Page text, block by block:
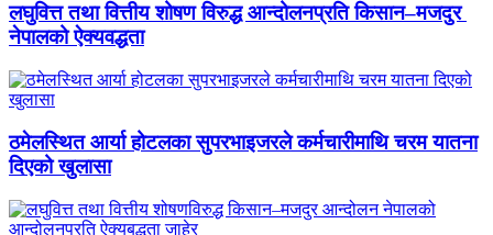
लघुवित्त तथा वित्तीय शोषण विरुद्ध आन्दोलनप्रति किसान–मजदुर
नेपालको ऐक्यवद्धता
ठमेलस्थित आर्या होटलका सुपरभाइजरले कर्मचारीमाथि चरम यातना
दिएको खुलासा